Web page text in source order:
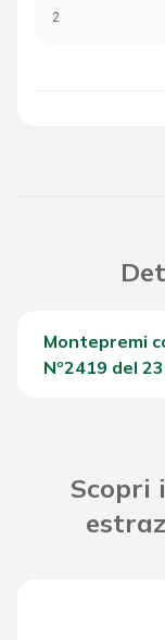
2
Montepremi
Nº2419 del
Scopri